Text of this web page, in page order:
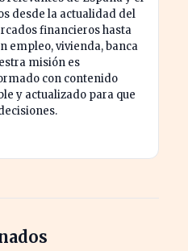
desde la actualidad del
financieros hasta
empleo, vivienda, banca
misión es
con contenido
y actualizado para que